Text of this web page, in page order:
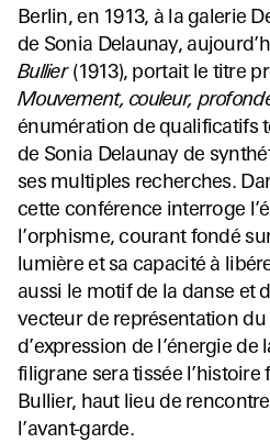
Berlin, en 1913, à la galerie
de Sonia Delaunay,
Bullier(1913), portait le titre
Mouvement, couleur,
énumération de qualificatifs
de Sonia Delaunay de
ses multiples recherches.
cette conférence interroge
l’orphisme, courant fondé
lumière et sa capacité à
aussi le motif de la danse et
vecteur de représentation
d’expression de l’énergie de
filigrane sera tissée l’histoire
Bullier, haut lieu de
l’avant-garde.